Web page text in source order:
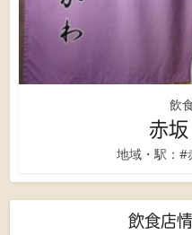
飲
赤
地域・駅： #
飲食店